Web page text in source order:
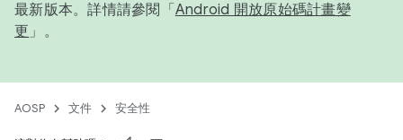
最新版本。詳情請參閱「 Android 開放原始碼計畫變
更 」。
AOSP 文件 安全性